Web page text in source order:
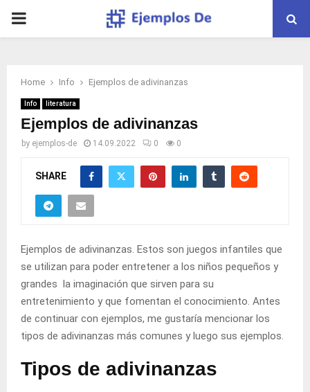
PRIMARY
Home Info Ejemplos de adivinanzas
Info literatura
Ejemplos de adivinanzas
by ejemplos-de 14.09.2022 0 0
SHARE
Ejemplos de adivinanzas. Estos son juegos infantiles que
se utilizan para poder entretener a los niños pequeños y
grandes la imaginación que sirven para su
entretenimiento y que fomentan el conocimiento. Antes
de continuar con ejemplos, me gustaría mencionar los
tipos de adivinanzas más comunes y luego sus ejemplos.
Tipos de adivinanzas